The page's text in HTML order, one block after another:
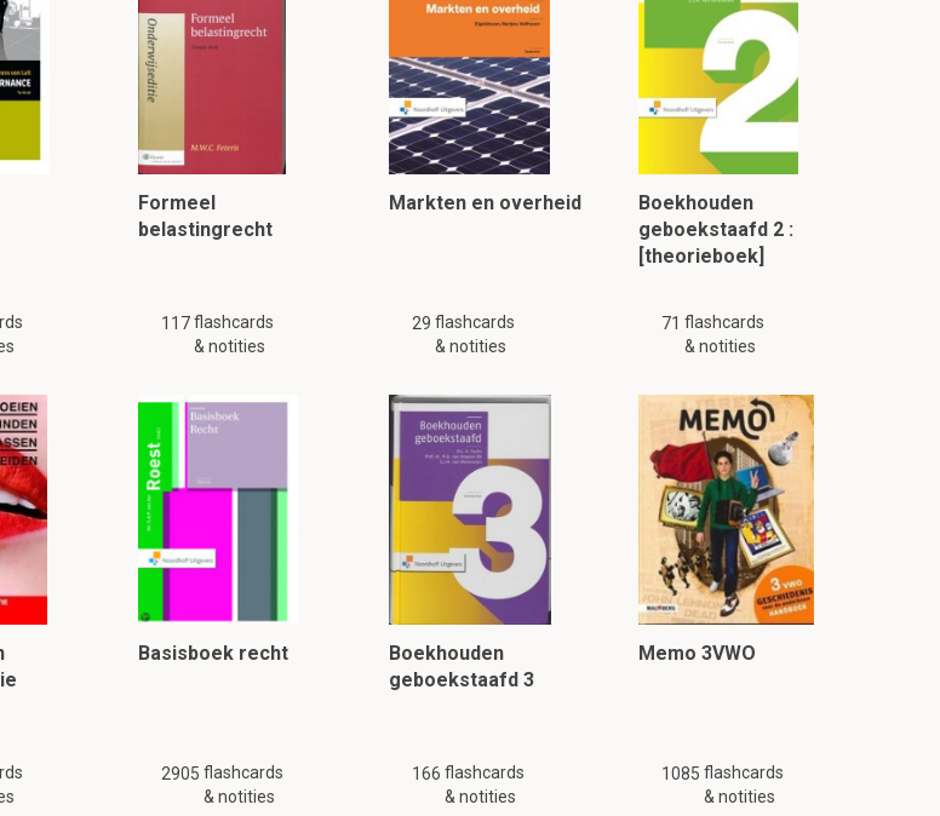
Formeel
belastingrecht
117flashcards
& notities
Markten en overheid
29 flashcards
& notities
Boekhouden
geboekstaafd 2 :
[theorieboek]
71 flashcards
& notities
Basisboek recht
2905 flashcards
& notities
Boekhouden
geboekstaafd 3
166 flashcards
& notities
Memo 3VWO
1085 flashcards
& notities